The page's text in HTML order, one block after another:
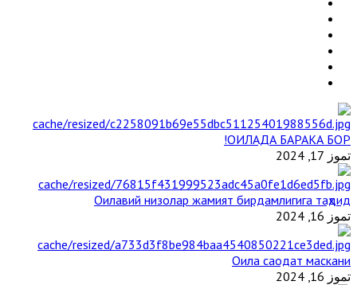
ОИЛАДА БАРАКА БОР!
تموز 17, 2024
Оилавий низолар жамият бирдамлигига таҳдид
تموز 16, 2024
Оила саодат маскани
تموز 16, 2024